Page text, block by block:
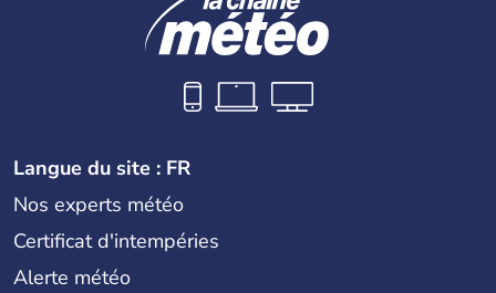
Langue du site : FR
Nos experts météo
Certificat d'intempéries
Alerte météo